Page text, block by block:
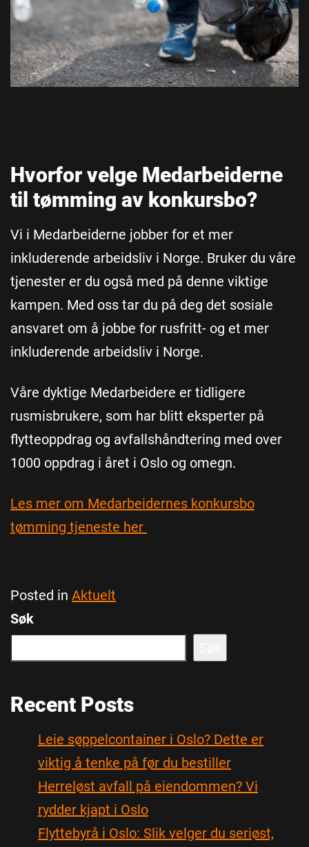
Hvorfor velge Medarbeiderne
til tømming av konkursbo?
Vi i Medarbeiderne jobber for et mer
inkluderende arbeidsliv i Norge. Bruker du våre
tjenester er du også med på denne viktige
kampen. Med oss tar du på deg det sosiale
ansvaret om å jobbe for rusfritt- og et mer
inkluderende arbeidsliv i Norge.
Våre dyktige Medarbeidere er tidligere
rusmisbrukere, som har blitt eksperter på
flytteoppdrag og avfallshåndtering med over
1000 oppdrag i året i Oslo og omegn.
Les mer om Medarbeidernes konkursbo
tømming tjeneste her
Posted in Aktuelt
Søk
Recent Posts
Leie søppelcontainer i Oslo? Dette er
viktig å tenke på før du bestiller
Herreløst avfall på eiendommen? Vi
rydder kjapt i Oslo
Flyttebyrå i Oslo: Slik velger du seriøst,